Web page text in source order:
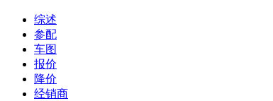
综述
参配
车图
报价
降价
经销商